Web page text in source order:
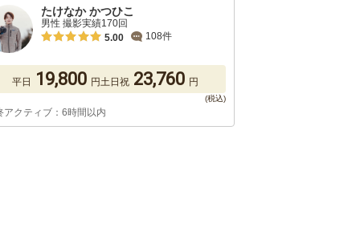
たけなか かつひこ
男性 撮影実績170回
5.00
108件
平日 19,800 円土日祝 23,760 円
アクティブ：6時間以内